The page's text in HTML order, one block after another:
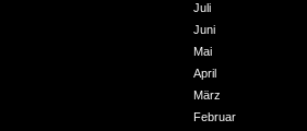
Juli
Juni
Mai
April
März
Februar